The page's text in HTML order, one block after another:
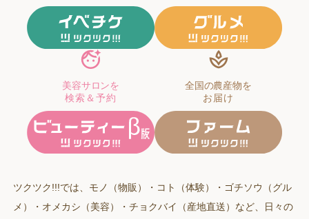
美容サロンを
検索＆予約
全国の農産物を
お届け
ツクツク!!!では、モノ（物販）・コト（体験）・ゴチソウ（グル
メ）・オメカシ（美容）・チョクバイ（産地直送）など、日々の